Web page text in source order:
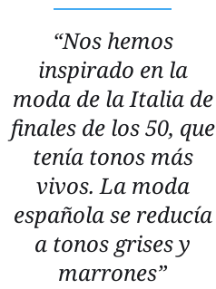
“Nos hemos
inspirado en la
moda de la Italia de
finales de los 50, que
tenía tonos más
vivos. La moda
española se reducía
a tonos grises y
marrones”